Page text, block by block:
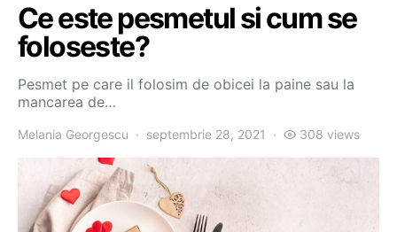
Ce este pesmetul si cum se
foloseste?
Pesmet pe care il folosim de obicei la paine sau la
mancarea de…
Melania Georgescu septembrie 28, 2021 308 views